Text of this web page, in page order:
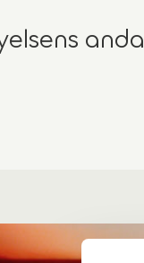
anda